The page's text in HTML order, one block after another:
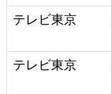
テレビ東京
テレビ東京